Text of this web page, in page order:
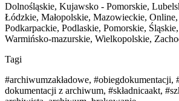
Dolnośląskie, Kujawsko - Pomorskie,
Łódzkie, Małopolskie, Mazowieckie, Online,
Podkarpackie, Podlaskie, Pomorskie, Śląskie,
Warmińsko-mazurskie, Wielkopolskie,
Tagi
#archiwumzakładowe, #obiegdokumentacji,
dokumentacji z archiwum, #składnicaakt,